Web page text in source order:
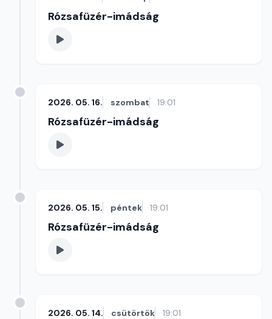
Rózsafüzér-imádság
2026. 05. 16. szombat 19:01
Rózsafüzér-imádság
2026. 05. 15. péntek 19:01
Rózsafüzér-imádság
2026. 05. 14. csütörtök 19:01